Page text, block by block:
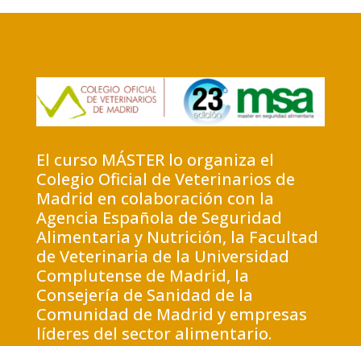
El curso MÁSTER lo organiza el
Colegio Oficial de Veterinarios de
Madrid en colaboración con la
Agencia Española de Seguridad
Alimentaria y Nutrición, la Facultad
de Veterinaria de la Universidad
Complutense de Madrid, la
Consejería de Sanidad de la
Comunidad de Madrid y empresas
líderes del sector alimentario.